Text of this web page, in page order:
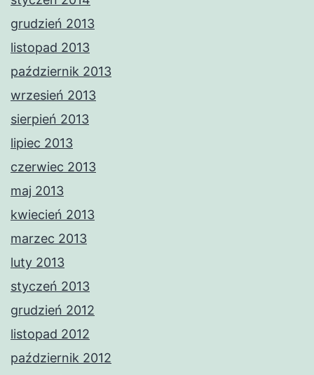
grudzień 2013
listopad 2013
październik 2013
wrzesień 2013
sierpień 2013
lipiec 2013
czerwiec 2013
maj 2013
kwiecień 2013
marzec 2013
luty 2013
styczeń 2013
grudzień 2012
listopad 2012
październik 2012